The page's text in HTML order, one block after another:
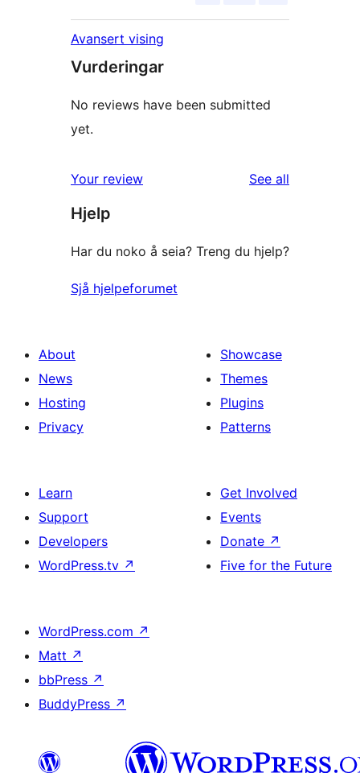
Avansert vising
Vurderingar
No reviews have been submitted
yet.
Your review See all
Hjelp
Har du noko å seia? Treng du hjelp?
Sjå hjelpeforumet
About
News
Hosting
Privacy
Showcase
Themes
Plugins
Patterns
Learn
Support
Developers
WordPress.tv ↗
Get Involved
Events
Donate ↗
Five for the Future
WordPress.com ↗
Matt ↗
bbPress ↗
BuddyPress ↗